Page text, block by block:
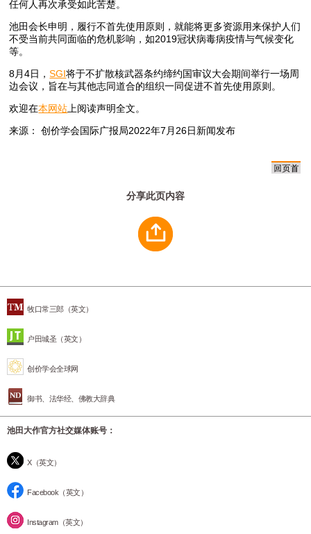
牧口常三郎（英文）
户田城圣（英文）
创价学会全球网
御书、法华经、佛教大辞典
池田大作官方社交媒体账号：
X（英文）
Facebook（英文）
Instagram（英文）
任何人再次承受如此苦楚。
池田会长申明，履行不首先使用原则，就能将更多资源用来保护人们
不受当前共同面临的危机影响，如2019冠状病毒病疫情与气候变化
等。
8月4日，SGI将于不扩散核武器条约缔约国审议大会期间举行一场周
边会议，旨在与其他志同道合的组织一同促进不首先使用原则。
欢迎在本网站 上阅读声明全文。
来源： 创价学会国际广报局2022年7月26日新闻发布
分享此页内容